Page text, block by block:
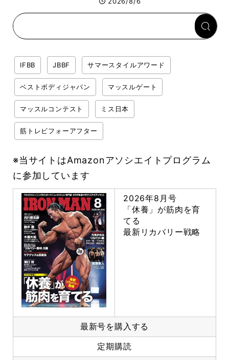
専門家がロジカル解説
IFBB JBBF サマースタイルアワード
ベストボディジャパン マッスルゲート
マッスルコンテスト ミス日本
筋トレビフォーアフター
※当サイトはAmazonアソシエイトプログラム
に参加しています
2026年8月号
「休養」が筋肉を育
てる
最新リカバリー戦略
最新号を購入する
定期購読